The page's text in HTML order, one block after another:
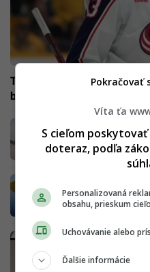
Tragédia NHL: Zomrel
bratom
Bratislava
opatreniami
zviazané
Víta ťa
S cieľom
doteraz, podľa
Personalizovaná
obsahu, prieskum
Uchovávanie alebo
Ďalšie informácie
Pokračovať